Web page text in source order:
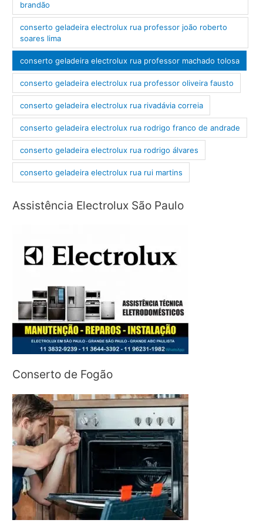
brandão
conserto geladeira electrolux rua professor joão roberto
soares lima
conserto geladeira electrolux rua professor machado tolosa
conserto geladeira electrolux rua professor oliveira fausto
conserto geladeira electrolux rua rivadávia correia
conserto geladeira electrolux rua rodrigo franco de andrade
conserto geladeira electrolux rua rodrigo álvares
conserto geladeira electrolux rua rui martins
Assistência Electrolux São Paulo
Conserto de Fogão